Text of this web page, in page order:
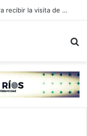
Jair Bolsonaro pide autorización para recibir la visita de sus hijos en el Día del Padre